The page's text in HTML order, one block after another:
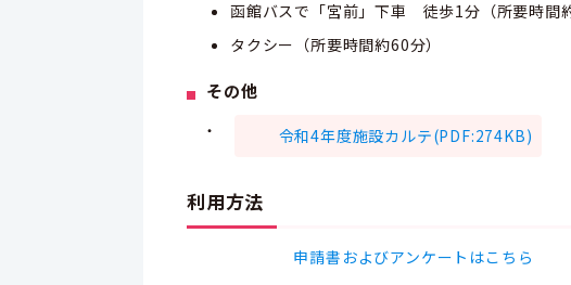
函館バスで「宮前」下車 徒歩1分（所要時間
タクシー（所要時間約60分）
その他
・ 令和4年度施設カルテ(PDF:274KB)
利用方法
申請書およびアンケートはこちら